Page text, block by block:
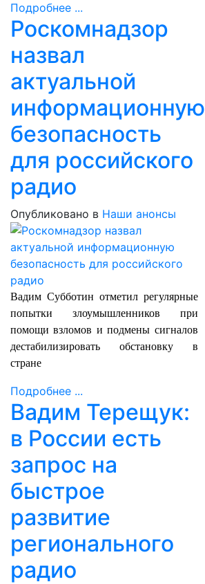
Подробнее ...
Роскомнадзор
назвал
актуальной
информационную
безопасность
для российского
радио
Опубликовано в Наши анонсы
Вадим Субботин отметил регулярные
попытки злоумышленников при
помощи взломов и подмены сигналов
дестабилизировать обстановку в
стране
Подробнее ...
Вадим Терещук:
в России есть
запрос на
быстрое
развитие
регионального
радио